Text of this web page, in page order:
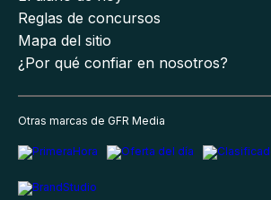
Reglas de concursos
Mapa del sitio
¿Por qué confiar en nosotros?
Otras marcas de GFR Media